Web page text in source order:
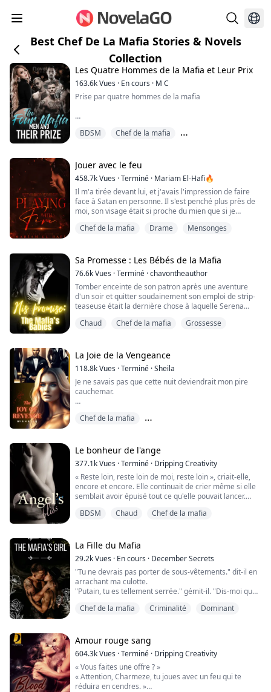
Best Chef De La Mafia Stories & Novels
Collection
Les Quatre Hommes de la Mafia et Leur Prix
163.6kVues · En cours · M C
Prise par quatre hommes de la mafia
rugueuses parcourir mon corps, me serrant
bouger ma bouche et à entrouvrir légèrement mes
lèvres. Jason ne perd pas de temps et dévore chaque
centimètre de ma bouche avec sa langue. Nos lèvres
da...
BDSM
Chef de la mafia
Jouer avec le feu
458.7kVues ·Terminé · Mariam El-Hafi🔥
Il m'a tirée devant lui, et j'avais l'impression de faire
face à Satan en personne. Il s'est penché plus près de
moi, son visage était si proche du mien que si je
regardant avec mes yeux écarquillés, effrayée par ce
"Nous aurons bientôt une petite conversation
ensemble, d'accord ?" Je ne pouvais pas parler, je le
fixais...
Chef de la mafia Drame Mensonges
Sa Promesse : Les Bébés de la Mafia
76.6kVues ·Terminé ·chavontheauthor
Tomber enceinte de son patron après une aventure
d'un soir et quitter soudainement son emploi de strip-
teaseuse était la dernière chose à laquelle Serena
de la mafia.
franc, mais d'une manière ou d'une autre, ils doivent
faire en sorte que cela fonctionne. Lorsque Christian
force Ser...
Chaud Chef de la mafia Grossesse
La Joie de la Vengeance
118.8kVues ·Terminé ·Sheila
Je ne savais pas que cette nuit deviendrait mon pire
cauchemar.
harcèlement, j'étais enfin acceptée par mes
Mais... l'événement s'est produit.
Je n'oublierai jamais ce qui m'est arrivé cette nuit-là.
Je n'oublierai jamais que je n'ai pas ...
Chef de la mafia
Harem inversé
Le bonheur de l'ange
377.1kVues ·Terminé · Dripping Creativity
« Reste loin, reste loin de moi, reste loin », criait-elle,
encore et encore. Elle continuait de crier même si elle
semblait avoir épuisé tout ce qu'elle pouvait lancer.
exactement ce qui se passait. Mais il ne pouvait pas se
« Tu vas la fermer, bordel ! » rugit-il. Elle se tut et il vit
des lar...
BDSM Chaud Chef de la mafia
La Fille du Mafia
29.2kVues · En cours · December Secrets
"Tu ne devrais pas porter de sous-vêtements." dit-il en
arrachant ma culotte.
"Putain, tu es tellement serrée." gémit-il. "Dis-moi que
"Je ne suis pas une putain de vierge." je grince, en
Mon obéissance est rapide, j'ai tellement besoin de lui
que je ferai tout ce qu'il dit....
Chef de la mafia Criminalité Dominant
Amour rouge sang
604.3kVues ·Terminé · Dripping Creativity
« Vous faites une offre ? »
« Attention, Charmeze, tu joues avec un feu qui te
réduira en cendres. »